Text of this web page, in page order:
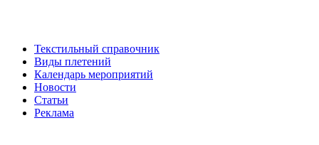
Текстильный справочник
Виды плетений
Календарь мероприятий
Новости
Статьи
Реклама